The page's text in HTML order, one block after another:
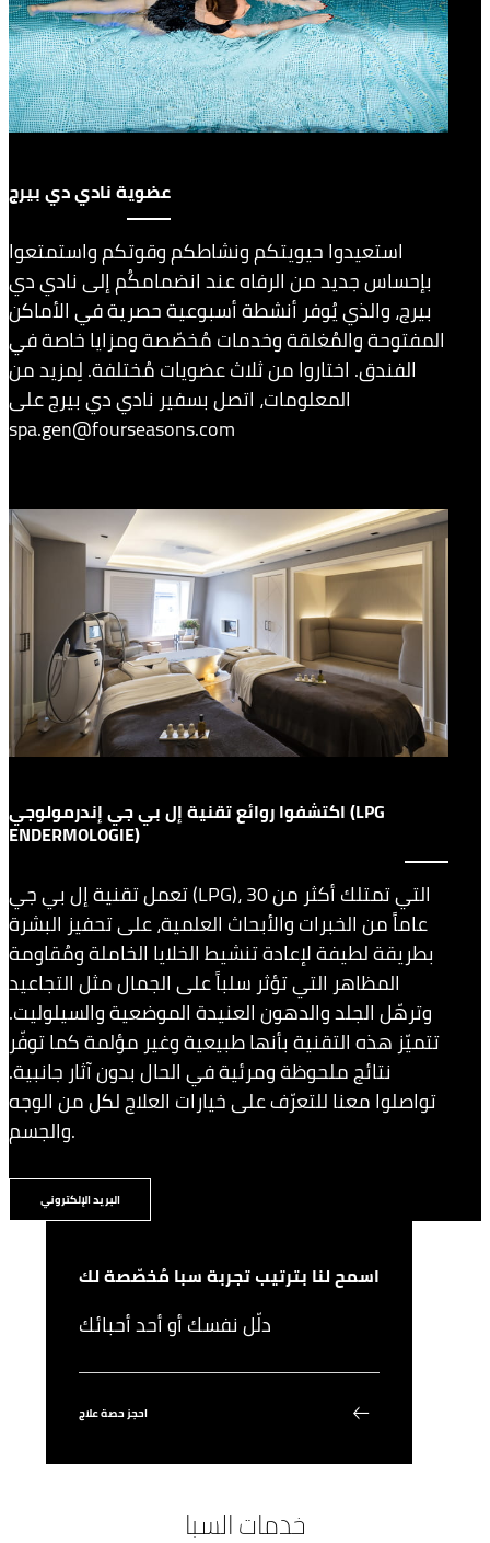
عضوية نادي دي بيرج
استعيدوا حيويتكم ونشاطكم وقوتكم واستمتعوا
بإحساس جديد من الرفاه عند انضمامكُم إلى نادي دي
بيرج، والذي يُوفر أنشطة أسبوعية حصرية في الأماكن
المفتوحة والمُغلقة وخدمات مُخصّصة ومزايا خاصة في
الفندق. اختاروا من ثلاث عضويات مُختلفة. لِمزيد من
المعلومات، اتصل بسفير نادي دي بيرج على
spa.gen@fourseasons.com
اكتشفوا روائع تقنية إل بي جي إندرمولوجي (LPG
ENDERMOLOGIE)
تعمل تقنية إل بي جي (LPG)، التي تمتلك أكثر من 30
عاماً من الخبرات والأبحاث العلمية، على تحفيز البشرة
بطريقة لطيفة لإعادة تنشيط الخلايا الخاملة ومُقاومة
المظاهر التي تؤثر سلباً على الجمال مثل التجاعيد
وترهّل الجلد والدهون العنيدة الموضعية والسيلوليت.
تتميّز هذه التقنية بأنها طبيعية وغير مؤلمة كما توفّر
نتائج ملحوظة ومرئية في الحال بدون آثار جانبية.
تواصلوا معنا للتعرّف على خيارات العلاج لكل من الوجه
والجسم.
البريد الإلكتروني
اسمح لنا بترتيب تجربة سبا مُخصّصة لك
دلّل نفسك أو أحد أحبائك
احجز حصة علاج
خدمات السبا